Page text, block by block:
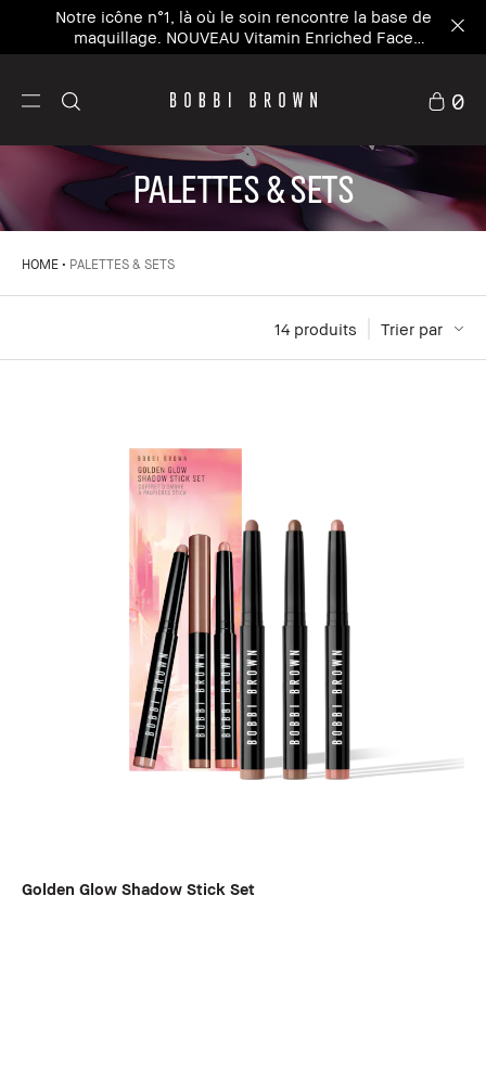
Notre icône n°1, là où le soin rencontre la base de
maquillage. NOUVEAU Vitamin Enriched Face
Base+
0
PALETTES & SETS
HOME PALETTES & SETS
Trier par
14 produits
Golden Glow Shadow Stick Set